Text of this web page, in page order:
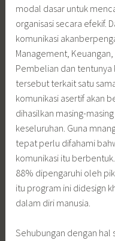
modal dasar untuk
organisasi secara efekif.
komunikasi
Management,
Pembelian dan tentunya
tersebut terkait satu
komunikasi asertif akan
dihasilkan masing-
keseluruhan. Guna
tepat perlu difahami
komunikasi itu
88% dipengaruhi oleh
itu program ini didesign
dalam diri manusia.
Sehubungan dengan hal